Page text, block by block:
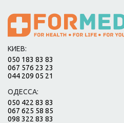
КИЕВ:
050 183 83 83
067 576 23 23
044 209 05 21
ОДЕССА:
050 422 83 83
067 625 58 85
098 322 83 83